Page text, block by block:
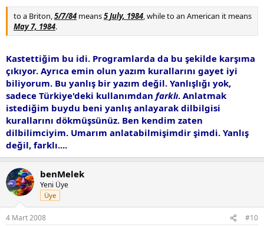
to a Briton, 5/7/84 means5 July, 1984 , while to an American it means
May 7, 1984.
Kastettiğim bu idi. Programlarda da bu şekilde karşıma
çıkıyor. Ayrıca emin olun yazım kurallarını gayet iyi
biliyorum. Bu yanlış bir yazım değil. Yanlışlığı yok,
sadece Türkiye'deki kullanımdan farklı. Anlatmak
istediğim buydu beni yanlış anlayarak dilbilgisi
kurallarını dökmüşsünüz. Ben kendim zaten
dilbilimciyim. Umarım anlatabilmişimdir şimdi. Yanlış
değil, farklı....
benMelek
Yeni Üye
Üye
4 Mart 2008 #10